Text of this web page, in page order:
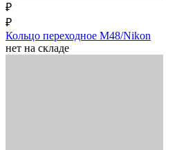
₽
₽
Кольцо переходное M48/Nikon
нет на складе